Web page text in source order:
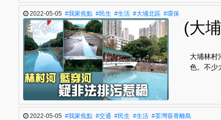
2022-05-05 #我家焦點 #民生 #生活 #大埔北區 #環保
(大
大埔林村
色。不少
2022-05-05 #我家焦點 #交通 #民生 #生活 #荃灣葵青離島